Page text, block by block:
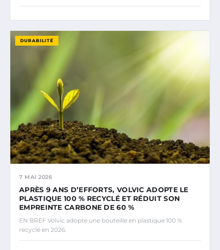
DURABILITÉ
7 MAI 2026
APRÈS 9 ANS D’EFFORTS, VOLVIC ADOPTE LE
PLASTIQUE 100 % RECYCLÉ ET RÉDUIT SON
EMPREINTE CARBONE DE 60 %
EN BREF Volvic adopte une bouteille en plastique 100 %
recyclé en 2026.